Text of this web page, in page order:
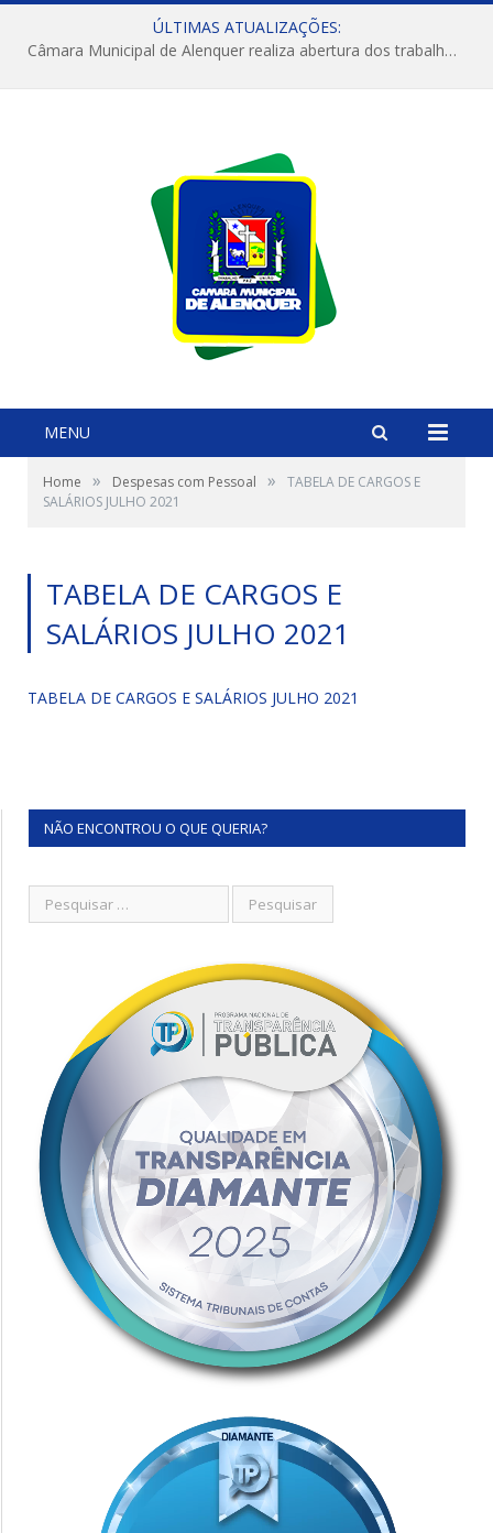
ÚLTIMAS ATUALIZAÇÕES:
Câmara Municipal de Alenquer realiza abertura dos trabalhos do 4º Período Legislativo
MENU
Home » Despesas com Pessoal »
TABELA DE CARGOS E
SALÁRIOS JULHO 2021
TABELA DE CARGOS E
SALÁRIOS JULHO 2021
TABELA DE CARGOS E SALÁRIOS JULHO 2021
NÃO ENCONTROU O QUE QUERIA?